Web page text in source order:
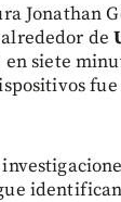
Jonathan
de
en siete